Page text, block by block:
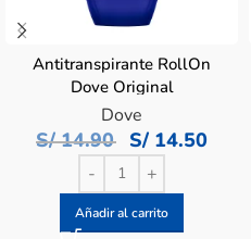
Antitranspirante RollOn
Dove Original
Desodorante – Frasco 50
ML
Dove
S/14.90 S/ 14.50
Añadir al carrito